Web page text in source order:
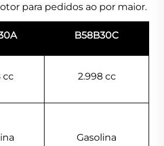
para pedidos ao por maior.
B58B30C
cc 2.998 cc
Gasolina